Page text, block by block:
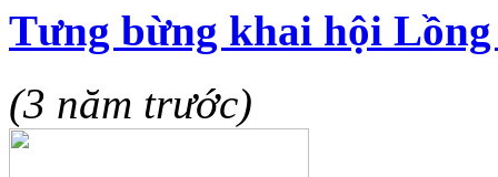
Tưng bừng khai hội
(3 năm trước)